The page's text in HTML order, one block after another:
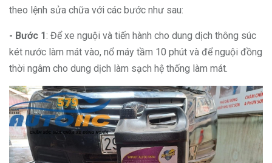
theo lệnh sửa chữa với các bước như sau:
- Bước 1: Để xe nguội và tiến hành cho dung dịch thông súc
két nước làm mát vào, nổ máy tầm 10 phút và để nguội đồng
thời ngâm cho dung dịch làm sạch hệ thống làm mát.